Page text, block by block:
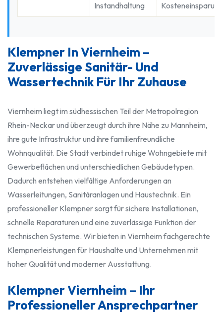
Instandhaltung
Klempner In Viernheim –
Zuverlässige Sanitär- Und
Wassertechnik Für Ihr Zuhause
Viernheim liegt im südhessischen Teil der Metropolregion
Rhein-Neckar und überzeugt durch ihre Nähe zu Mannheim,
ihre gute Infrastruktur und ihre familienfreundliche
Wohnqualität. Die Stadt verbindet ruhige Wohngebiete mit
Gewerbeflächen und unterschiedlichen Gebäudetypen.
Dadurch entstehen vielfältige Anforderungen an
Wasserleitungen, Sanitäranlagen und Haustechnik. Ein
professioneller Klempner sorgt für sichere Installationen,
schnelle Reparaturen und eine zuverlässige Funktion der
technischen Systeme. Wir bieten in Viernheim fachgerechte
Klempnerleistungen für Haushalte und Unternehmen mit
hoher Qualität und moderner Ausstattung.
Klempner Viernheim – Ihr
Professioneller Ansprechpartner